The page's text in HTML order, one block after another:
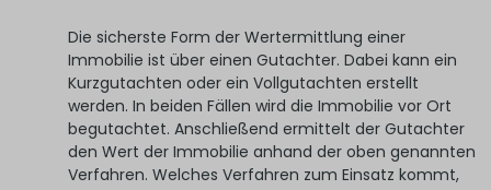
Die sicherste Form der Wertermittlung einer
Immobilie ist über einen Gutachter. Dabei kann ein
Kurzgutachten oder ein Vollgutachten erstellt
werden. In beiden Fällen wird die Immobilie vor Ort
begutachtet. Anschließend ermittelt der Gutachter
den Wert der Immobilie anhand der oben genannten
Verfahren. Welches Verfahren zum Einsatz kommt,